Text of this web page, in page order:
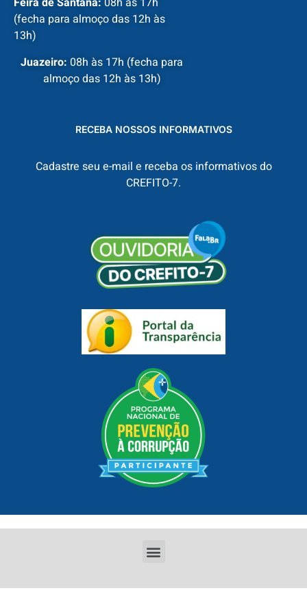
(fecha para almoço das 12h às
13h)
Juazeiro: 08h às 17h (fecha para
almoço das 12h às 13h)
RECEBA NOSSOS INFORMATIVOS
Cadastre seu e-mail e receba os informativos do
CREFITO-7.